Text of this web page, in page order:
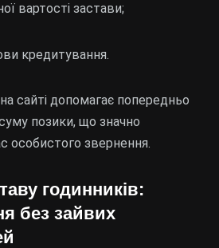
вартості застави;
кредитування.
сайті допомагає попередньо
позики, що значно
особистого звернення.
годинників:
без зайвих